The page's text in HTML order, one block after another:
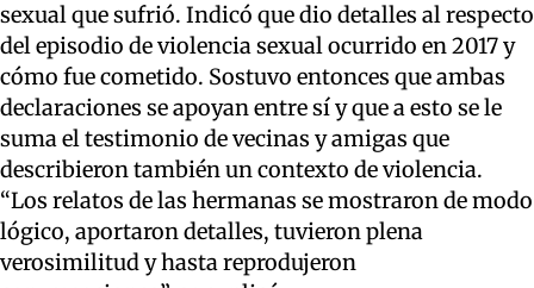
sexual que sufrió. Indicó que dio detalles al respecto
del episodio de violencia sexual ocurrido en 2017 y
cómo fue cometido. Sostuvo entonces que ambas
declaraciones se apoyan entre sí y que a esto se le
suma el testimonio de vecinas y amigas que
describieron también un contexto de violencia.
“Los relatos de las hermanas se mostraron de modo
lógico, aportaron detalles, tuvieron plena
verosimilitud y hasta reprodujeron